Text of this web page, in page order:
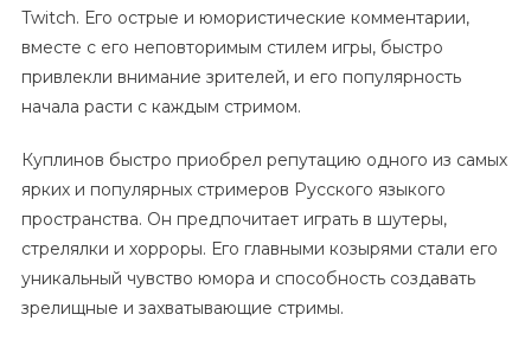
Twitch. Его острые и юмористические комментарии,
вместе с его неповторимым стилем игры, быстро
привлекли внимание зрителей, и его популярность
начала расти с каждым стримом.
Куплинов быстро приобрел репутацию одного из самых
ярких и популярных стримеров Русского языкого
пространства. Он предпочитает играть в шутеры,
стрелялки и хорроры. Его главными козырями стали его
уникальный чувство юмора и способность создавать
зрелищные и захватывающие стримы.